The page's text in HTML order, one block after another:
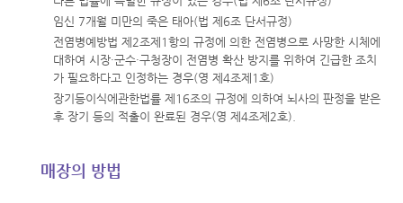
임신 7개월 미만의 죽은 태아(법 제6조 단서규정)
전염병예방법 제2조제1항의 규정에 의한 전염병으로 사망한 시체에
대하여 시장·군수·구청장이 전염병 확산 방지를 위하여 긴급한 조치
가 필요하다고 인정하는 경우(영 제4조제1호)
장기등이식에관한법률 제16조의 규정에 의하여 뇌사의 판정을 받은
후 장기 등의 적출이 완료된 경우(영 제4조제2호).
매장의 방법